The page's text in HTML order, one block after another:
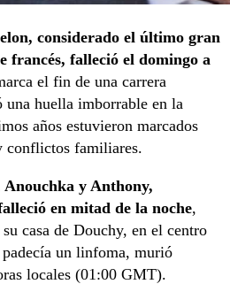
considerado el último gran
francés, falleció el domingo a
el fin de una carrera
una huella imborrable en la
años estuvieron marcados
conflictos familiares.
y Anthony,
en mitad de la noche,
casa de Douchy, en el centro
un linfoma, murió
locales (01:00 GMT).